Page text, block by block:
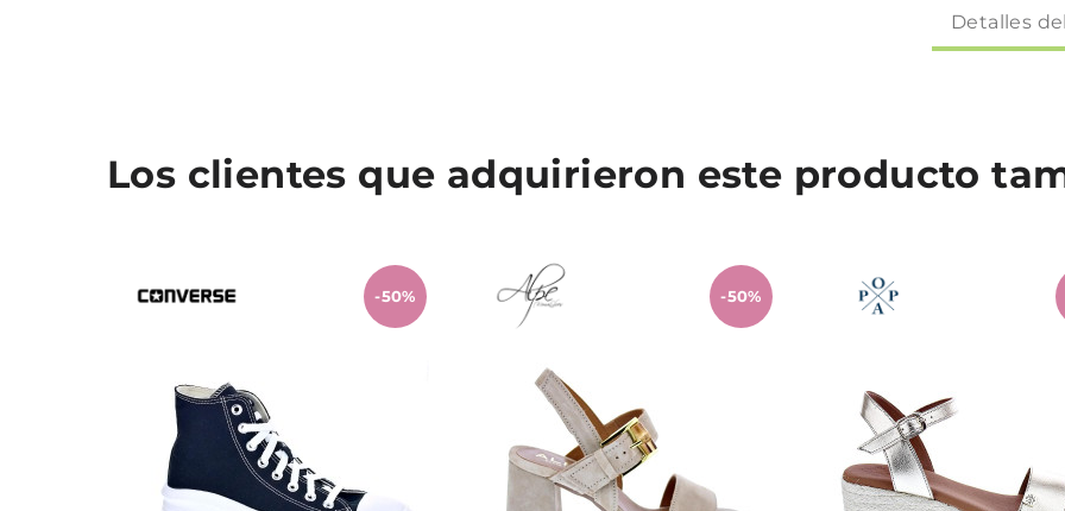
Detalles
Los clientes que adquirieron este producto
-50% -50%